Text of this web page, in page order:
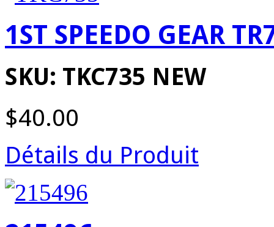
1ST SPEEDO GEAR
SKU: TKC735 NEW
$40.00
Détails du Produit